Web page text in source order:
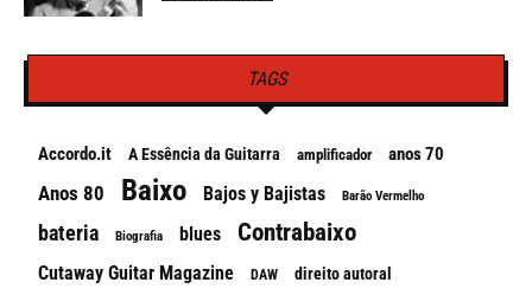
TAGS
Accordo.it A Essência da Guitarra amplificador anos 70
Anos 80 Baixo Bajos y Bajistas Barão Vermelho
bateria Biografia blues Contrabaixo
Cutaway Guitar Magazine DAW direito autoral